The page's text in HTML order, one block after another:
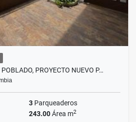
PROYECTO NUEVO P…
3 Parqueaderos
243.00Área m2